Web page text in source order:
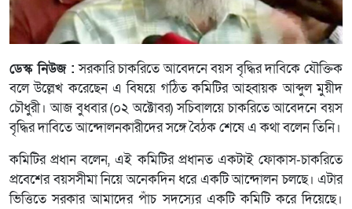
ডেস্ক নিউজ : সরকারি চাকরিতে আবেদনে বয়স বৃদ্ধির দাবিকে যৌক্তিক
বলে উল্লেখ করেছেন এ বিষয়ে গঠিত কমিটির আহ্বায়ক আব্দুল মুয়ীদ
চৌধুরী। আজ বুধবার (০২ অক্টোবর) সচিবালয়ে চাকরিতে আবেদনে বয়স
বৃদ্ধির দাবিতে আন্দোলনকারীদের সঙ্গে বৈঠক শেষে এ কথা বলেন তিনি।
কমিটির প্রধান বলেন, এই কমিটির প্রধানত একটাই ফোকাস-চাকরিতে
প্রবেশের বয়সসীমা নিয়ে অনেকদিন ধরে একটি আন্দোলন চলছে। এটার
ভিত্তিতে সরকার আমাদের পাঁচ সদস্যের একটি কমিটি করে দিয়েছে।